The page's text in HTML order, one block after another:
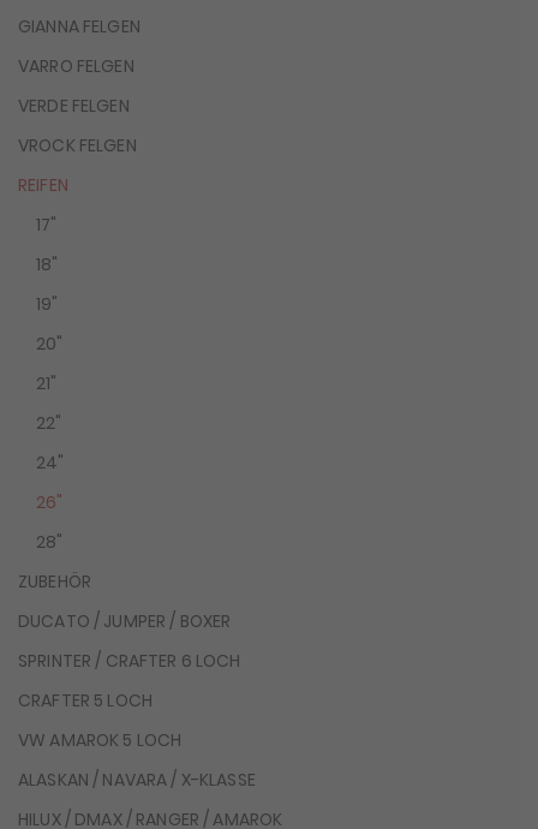
GIANNA FELGEN
VARRO FELGEN
VERDE FELGEN
VROCK FELGEN
REIFEN
17"
18"
19"
20"
21"
22"
24"
26"
28"
ZUBEHÖR
DUCATO / JUMPER / BOXER
SPRINTER / CRAFTER 6 LOCH
CRAFTER 5 LOCH
VW AMAROK 5 LOCH
ALASKAN / NAVARA / X-KLASSE
HILUX / DMAX / RANGER / AMAROK